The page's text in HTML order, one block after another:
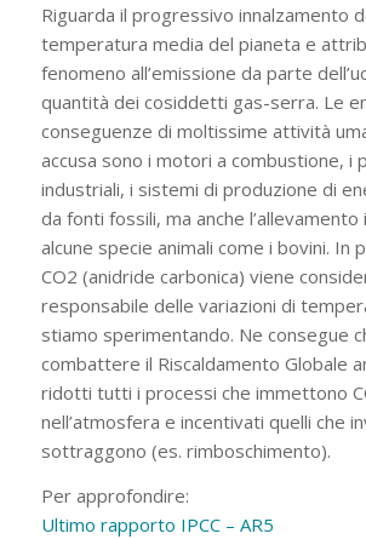
Riguarda il progressivo innalzamento
temperatura media del pianeta e
fenomeno all’emissione da parte
quantità dei cosiddetti gas-serra. Le
conseguenze di moltissime attività
accusa sono i motori a combustione, i
industriali, i sistemi di produzione di
da fonti fossili, ma anche
alcune specie animali come i bovini. In
CO2 (anidride carbonica) viene
responsabile delle variazioni di
stiamo sperimentando. Ne consegue
combattere il Riscaldamento Globale
ridotti tutti i processi che immettono
nell’atmosfera e incentivati quelli che
sottraggono (es. rimboschimento).
Per approfondire:
Ultimo rapporto IPCC – AR5